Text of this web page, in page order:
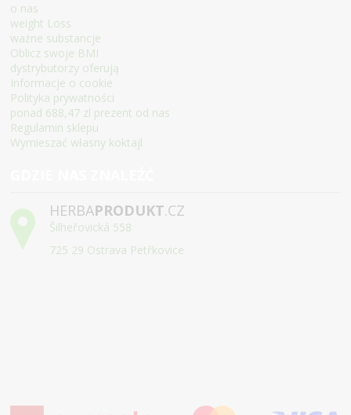
o nas
weight Loss
ważne substancje
Oblicz swoje BMI
dystrybutorzy oferują
Informacje o cookie
Polityka prywatności
ponad 688,47 zl prezent od nas
Regulamin sklepu
Wymieszać własny koktajl
HERBAPRODUKT.CZ
Šilheřovická 558
725 29 Ostrava Petřkovice